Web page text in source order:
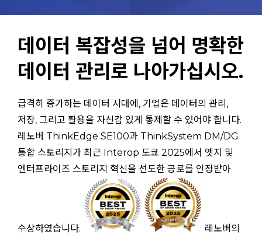
데이터 복잡성을 넘어 명확한
데이터 관리로 나아가십시오.
급격히 증가하는 데이터 시대에, 기업은 데이터의 관리,
저장, 그리고 활용을 자신감 있게 통제할 수 있어야 합니다.
레노버 ThinkEdge SE100과 ThinkSystem DM/DG
통합 스토리지가 최근 Interop 도쿄 2025에서 엣지 및
엔터프라이즈 스토리지 혁신을 선도한 공로를 인정받아
수상하였습니다.
레노버의